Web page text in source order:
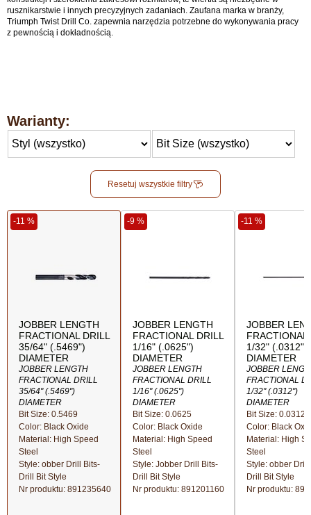
rusznikarstwie i innych precyzyjnych zadaniach. Zaufana marka w branży,
Triumph Twist Drill Co. zapewnia narzędzia potrzebne do wykonywania pracy
z pewnością i dokładnością.
Warianty:
Resetuj wszystkie filtry
-11 %
JOBBER LENGTH
FRACTIONAL DRILL
35/64" (.5469")
DIAMETER
JOBBER LENGTH
FRACTIONAL DRILL
35/64" (.5469")
DIAMETER
Bit Size: 0.5469
Color: Black Oxide
Material: High Speed
Steel
Style: obber Drill Bits-
Drill Bit Style
Nr produktu: 891235640
-9 %
JOBBER LENGTH
FRACTIONAL DRILL
1/16" (.0625")
DIAMETER
JOBBER LENGTH
FRACTIONAL DRILL
1/16" (.0625")
DIAMETER
Bit Size: 0.0625
Color: Black Oxide
Material: High Speed
Steel
Style: Jobber Drill Bits-
Drill Bit Style
Nr produktu: 891201160
-11 %
JOBBER
FRACTIONAL
1/32" (.0312")
DIAMETER
JOBBER
FRACTIONAL
1/32" (.0312")
DIAMETER
Bit Size: 0.0312
Color: Black
Material: High
Steel
Style: obber Drill
Drill Bit Style
Nr produktu: